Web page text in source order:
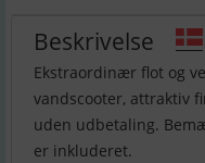
Beskrivelse
Ekstraordinær flot og
vandscooter, attraktiv
uden udbetaling.
er inkluderet.